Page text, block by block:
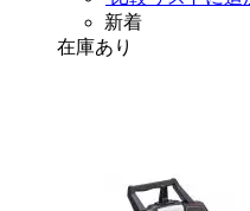
新着
在庫あり